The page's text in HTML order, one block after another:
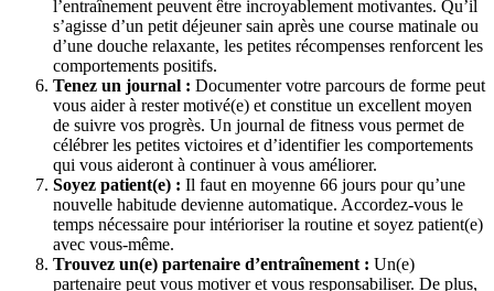
l’entraînement peuvent être incroyablement motivantes. Qu’il
s’agisse d’un petit déjeuner sain après une course matinale ou
d’une douche relaxante, les petites récompenses renforcent les
comportements positifs.
Tenez un journal : Documenter votre parcours de forme peut
vous aider à rester motivé(e) et constitue un excellent moyen
de suivre vos progrès. Un journal de fitness vous permet de
célébrer les petites victoires et d’identifier les comportements
qui vous aideront à continuer à vous améliorer.
Soyez patient(e) : Il faut en moyenne 66 jours pour qu’une
nouvelle habitude devienne automatique. Accordez-vous le
temps nécessaire pour intérioriser la routine et soyez patient(e)
avec vous-même.
Trouvez un(e) partenaire d’entraînement : Un(e)
partenaire peut vous motiver et vous responsabiliser. De plus,